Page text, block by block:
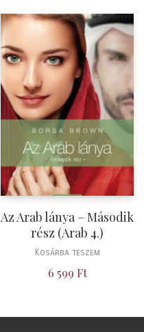
Az Arab lánya – Második
rész (Arab 4.)
Kosárba teszem
6 599 Ft